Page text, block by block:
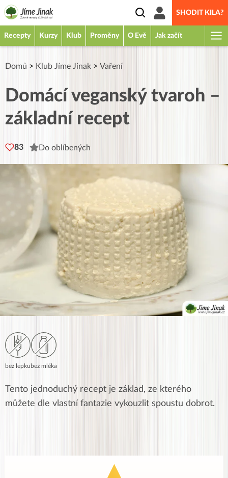
SHODIT KILA?
Recepty Kurzy Klub Proměny O Evě Jak začít
Domů > Klub Jíme Jinak > Vaření
Domácí veganský tvaroh –
základní recept
83 Do oblíbených
bez lepkubez mléka
Tento jednoduchý recept je základ, ze kterého
můžete dle vlastní fantazie vykouzlit spoustu dobrot.